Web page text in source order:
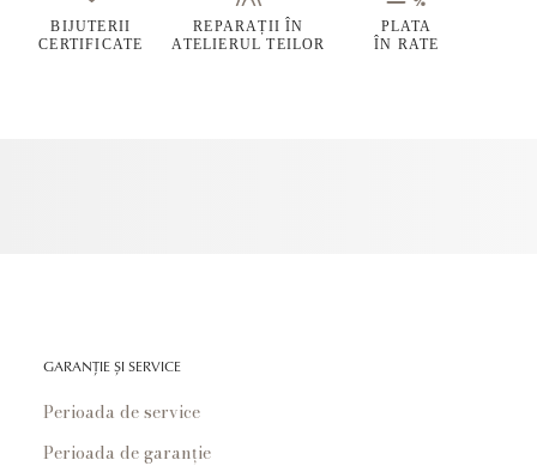
BIJUTERII
CERTIFICATE
REPARAȚII ÎN
ATELIERUL TEILOR
PLATA
ÎN RATE
GARANȚIE ȘI SERVICE
Perioada de service
Perioada de garanție